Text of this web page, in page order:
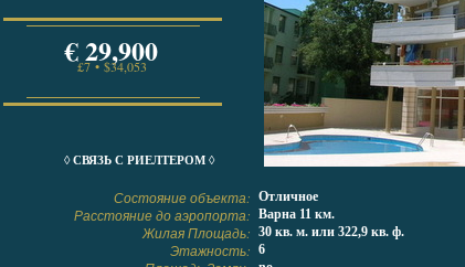
€ 29,900
£7 • $34,053
◊ СВЯЗЬ С РИЕЛТЕРОМ ◊
Состояние объекта: Отличное
Расстояние до аэропорта: Варна 11 км.
Жилая Площадь: 30 кв. м. или 322,9 кв. ф.
Этажность: 6